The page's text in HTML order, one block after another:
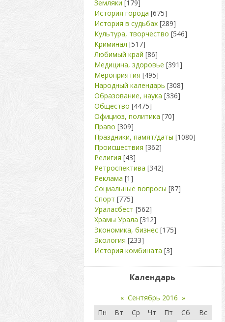
Земляки [179]
История города [675]
История в судьбах [289]
Культура, творчество [546]
Криминал [517]
Любимый край [86]
Медицина, здоровье [391]
Мероприятия [495]
Народный календарь [308]
Образование, наука [336]
Общество [4475]
Официоз, политика [70]
Право [309]
Праздники, памят/даты [1080]
Происшествия [362]
Религия [43]
Ретроспектива [342]
Реклама [1]
Социальные вопросы [87]
Спорт [775]
Ураласбест [562]
Храмы Урала [312]
Экономика, бизнес [175]
Экология [233]
История комбината [3]
Календарь
« Сентябрь 2016 »
Пн
Вт Ср Чт Пт Сб
Вс